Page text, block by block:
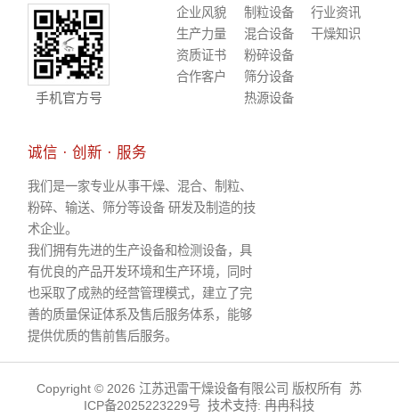
手机官方号
企业风貌
生产力量
资质证书
合作客户
制粒设备
混合设备
粉碎设备
筛分设备
热源设备
行业资讯
干燥知识
诚信 · 创新 · 服务
我们是一家专业从事干燥、混合、制粒、
粉碎、输送、筛分等设备 研发及制造的技
术企业。
我们拥有先进的生产设备和检测设备，具
有优良的产品开发环境和生产环境，同时
也采取了成熟的经营管理模式，建立了完
善的质量保证体系及售后服务体系，能够
提供优质的售前售后服务。
Copyright © 2026 江苏迅雷干燥设备有限公司 版权所有 苏
ICP备2025223229号 技术支持:冉冉科技